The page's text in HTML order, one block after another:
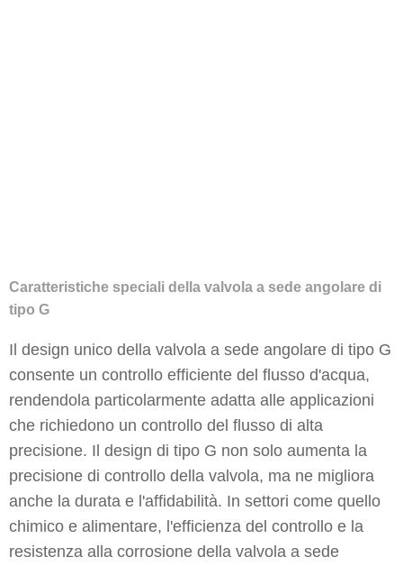
Caratteristiche speciali della valvola a sede angolare di
tipo G
Il design unico della valvola a sede angolare di tipo G
consente un controllo efficiente del flusso d'acqua,
rendendola particolarmente adatta alle applicazioni
che richiedono un controllo del flusso di alta
precisione. Il design di tipo G non solo aumenta la
precisione di controllo della valvola, ma ne migliora
anche la durata e l'affidabilità. In settori come quello
chimico e alimentare, l'efficienza del controllo e la
resistenza alla corrosione della valvola a sede